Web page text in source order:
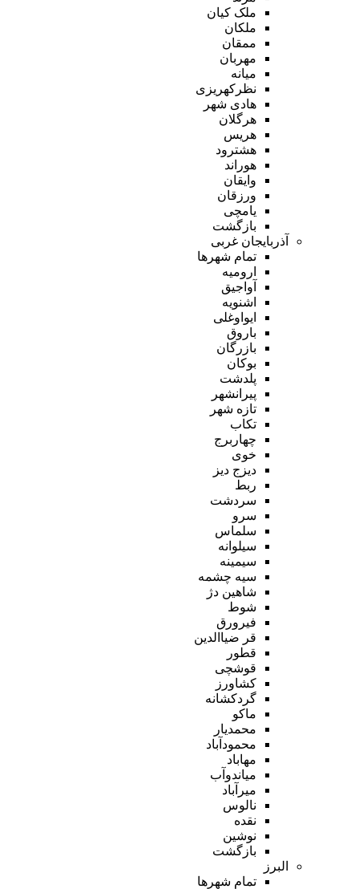
ملک کیان
ملکان
ممقان
مهربان
میانه
نظرکهریزی
هادی شهر
هرگلان
هریس
هشترود
هوراند
وایقان
ورزقان
یامچی
بازگشت
آذربایجان غربی
تمام شهر‌ها
ارومیه
آواجیق
اشنویه
ایواوغلی
باروق
بازرگان
بوکان
پلدشت
پیرانشهر
تازه شهر
تکاب
چهاربرج
خوی
دیزج دیز
ربط
سردشت
سرو
سلماس
سیلوانه
سیمینه
سیه چشمه
شاهین دژ
شوط
فیرورق
قر ضیاالدین
قطور
قوشچی
کشاورز
گردکشانه
ماکو
محمدیار
محمودآباد
مهاباد
میاندوآب
میرآباد
نالوس
نقده
نوشین
بازگشت
البرز
تمام شهر‌ها